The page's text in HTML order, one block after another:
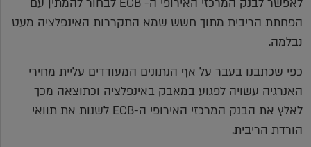
לאפשר לבנק המרכזי האירופי ה- ECB לבחור להמתין עם
הפחתת הריבית מתוך חשש שמא התקררות האינפלציה מעט
נבלמה.
כפי שכתבנו בעבר על אף הנתונים המעודדים עליית מחירי
האנרגיה עשויה לפגוע במאבק באינפלציה וכתוצאה מכך
לאלץ את הבנק המרכזי האירופי ה-ECB לשנות את תוואי
הורדת הריבית.